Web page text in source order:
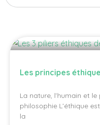
Les principes
La nature, l’humain et
philosophie L’éthique
la